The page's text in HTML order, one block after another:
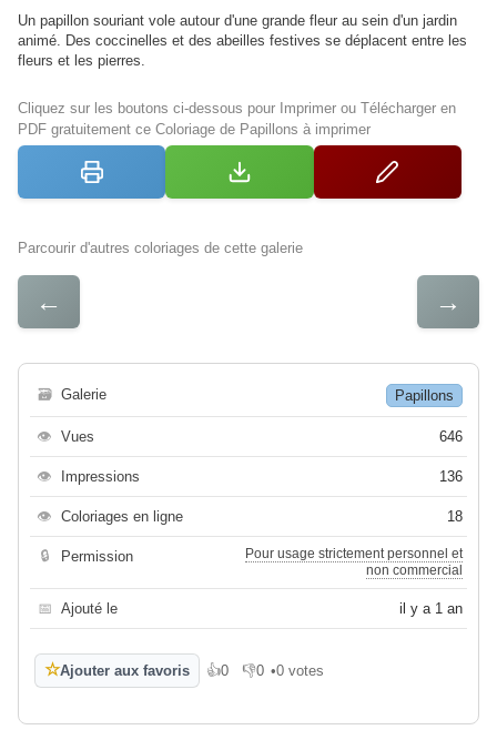
Un papillon souriant vole autour d'une grande fleur au sein d'un jardin
animé. Des coccinelles et des abeilles festives se déplacent entre les
fleurs et les pierres.
Cliquez sur les boutons ci-dessous pour Imprimer ou Télécharger en
PDF gratuitement ce Coloriage de Papillons à imprimer
Parcourir d'autres coloriages de cette galerie
← →
🗃 Galerie Papillons
👁 Vues 646
👁 Impressions 136
👁 Coloriages en ligne 18
🔒 Permission
Pour usage strictement personnel et
non commercial
📅 Ajouté le il y a 1 an
☆Ajouter aux favoris 👍0
J'aime👎0
Je n'aime pas
•0 votes